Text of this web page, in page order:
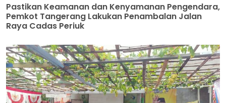
Pastikan Keamanan dan Kenyamanan Pengendara,
Pemkot Tangerang Lakukan Penambalan Jalan
Raya Cadas Periuk